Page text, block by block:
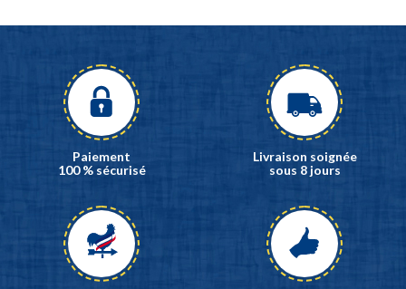
Paiement
100 % sécurisé
Livraison soignée
sous 8 jours